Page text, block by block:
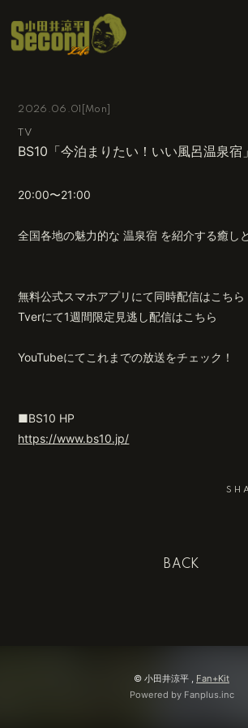
SCHEDULE
BLOG MOVIE
PHOTO
CONTACT
2026.06.01 [Mon]
TV
BS10「今泊まりたい！いい風呂温泉宿」
20:00〜21:00
全国各地の魅力的な 温泉宿 を紹介する癒し
無料公式スマホアプリにて同時配信はこちら
Tverにて1週間限定見逃し配信はこちら
YouTubeにてこれまでの放送をチェック！
■BS10 HP
https://www.bs10.jp/
BACK
© 小田井涼平 , Fan+Kit
Powered by Fanplus.inc